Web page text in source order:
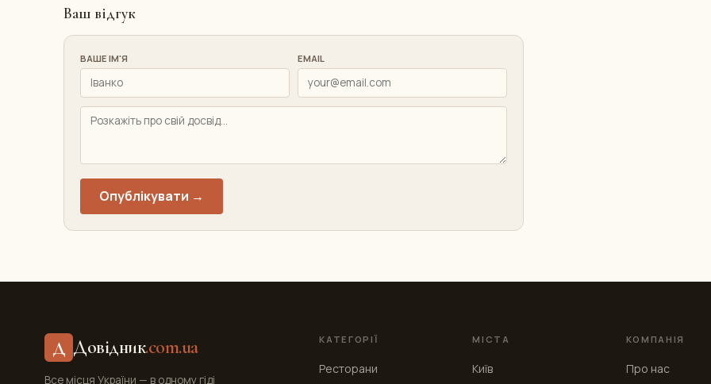
Ваш відгук
ВАШЕ ІМ'Я EMAIL
Опублікувати →
Д Довідник.com.ua
Все місця України — в одному гіді
КАТЕГОРІЇ
Ресторани
МІСТА
Київ
КОМПАНІЯ
Про нас